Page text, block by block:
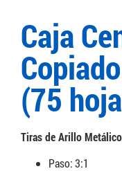
Caja
(75
Tiras de Arillo
Paso: 3:1